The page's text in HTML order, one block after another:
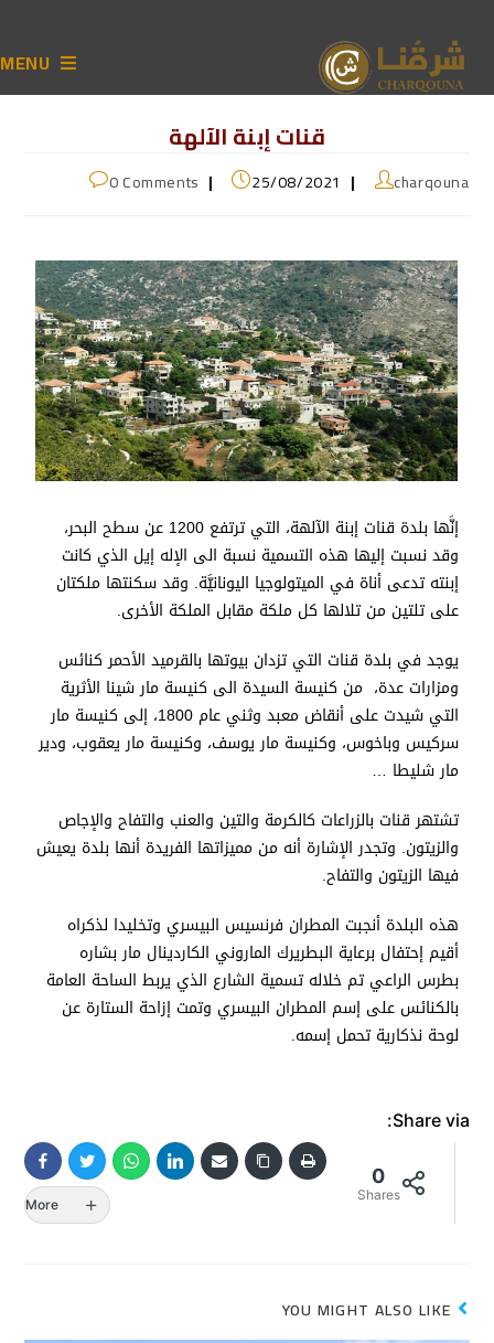
MENU
قنات إبنة الآلهة
charqouna
25/08/2021
0 Comments
إنَّها بلدة قنات إبنة الآلهة، التي ترتفع 1200 عن سطح البحر،
وقد نسبت إليها هذه التسمية نسبة الى الإله إيل الذي كانت
إبنته تدعى أناة في الميتولوجيا اليونانيَّة. وقد سكنتها ملكتان
على تلتين من تلالها كل ملكة مقابل الملكة الأخرى.
يوجد في بلدة قنات التي تزدان بيوتها بالقرميد الأحمر كنائس
ومزارات عدة، من كنيسة السيدة الى كنيسة مار شينا الأثرية
التي شيدت على أنقاض معبد وثني عام 1800، إلى كنيسة مار
سركيس وباخوس، وكنيسة مار يوسف، وكنيسة مار يعقوب، ودير
مار شليطا …
تشتهر قنات بالزراعات كالكرمة والتين والعنب والتفاح والإجاص
والزيتون. وتجدر الإشارة أنه من مميزاتها الفريدة أنها بلدة يعيش
فيها الزيتون والتفاح.
هذه البلدة أنجبت المطران فرنسيس البيسري وتخليدا لذكراه
أقيم إحتفال برعاية البطريرك الماروني الكاردينال مار بشاره
بطرس الراعي تم خلاله تسمية الشارع الذي يربط الساحة العامة
بالكنائس على إسم المطران البيسري وتمت إزاحة الستارة عن
لوحة نذكارية تحمل إسمه.
Share via:
0
Shares
More
YOU MIGHT ALSO LIKE